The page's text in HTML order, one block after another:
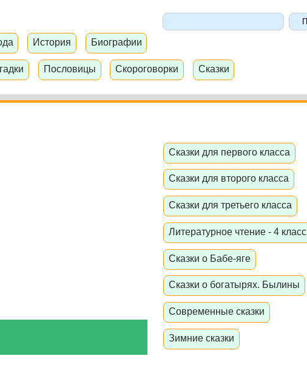
История Биографии
Пословицы Скороговорки Сказки
Сказки для первого класса
Сказки для второго класса
Сказки для третьего класса
Литературное чтение - 4 класс
Сказки о Бабе-яге
Сказки о богатырях. Былины
Современные сказки
Зимние сказки